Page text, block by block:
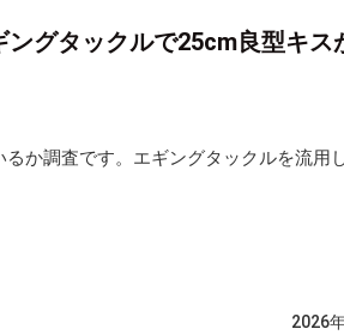
グタックルで25cm良型キス
か調査です。エギングタックルを流用
2026